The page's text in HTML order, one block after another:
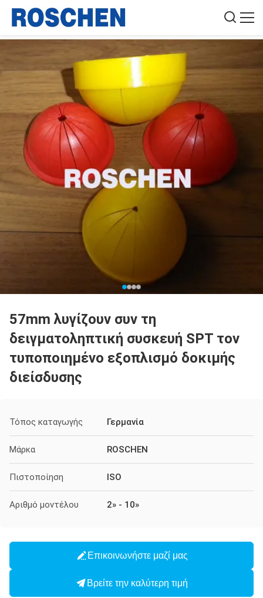
57mm λυγίζουν συν τη
δειγματοληπτική συσκευή SPT τον
τυποποιημένο εξοπλισμό δοκιμής
διείσδυσης
Τόπος καταγωγής Γερμανία
Μάρκα ROSCHEN
Πιστοποίηση ISO
Αριθμό μοντέλου 2» - 10»
Επικοινωνήστε μαζί μας
Βρείτε την καλύτερη τιμή